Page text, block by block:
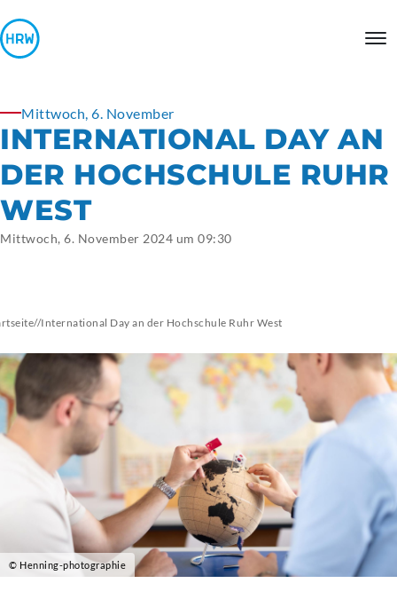
Mittwoch, 6. November
INTERNATIONAL DAY AN
DER HOCHSCHULE RUHR
WEST
Mittwoch, 6. November 2024 um 09:30
//International Day an der Hochschule Ruhr West
© Henning-photographie